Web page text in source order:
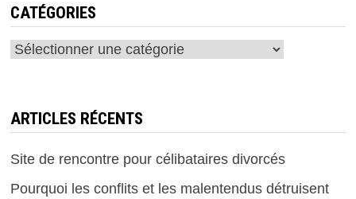
CATÉGORIES
Catégories
ARTICLES RÉCENTS
Site de rencontre pour célibataires divorcés
Pourquoi les conflits et les malentendus détruisent